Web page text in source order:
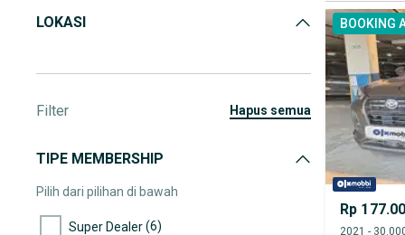
LOKASI
Filter hapus semua
TIPE MEMBERSHIP
Pilih dari pilihan di bawah
Super Dealer(6)
BOOKING
Rp